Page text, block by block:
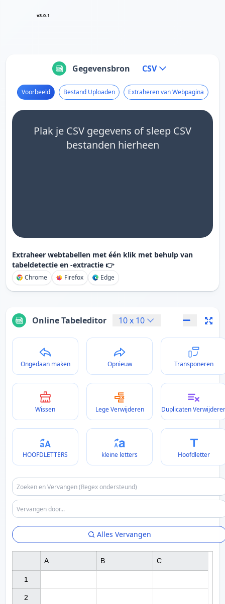
v3.0.1
Gegevensbron CSV
Voorbeeld Bestand Uploaden Extraheren van Webpagina
Plak je CSV gegevens of sleep CSV
bestanden hierheen
Extraheer webtabellen met één klik met behulp van
tabeldetectie en -extractie 👉
Chrome Firefox Edge
Online Tabeleditor 10x 10
Ongedaan maken Opnieuw Transponeren
Wissen Lege Verwijderen Duplicaten
HOOFDLETTERS kleine letters Hoofdletter
Alles Vervangen
1
2
A B C